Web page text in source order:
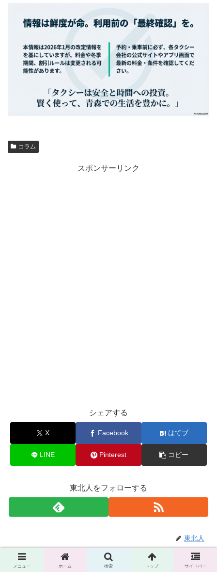
コラム
スポンサーリンク
シェアする
X Facebook はてブ
LINE Pinterest コピー
東北人をフォローする
東北人
関連記事
メニュー ホーム 検索 トップ サイドバー